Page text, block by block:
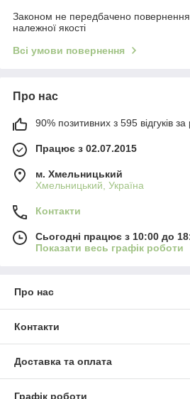
Законом не передбачено повернення
належної якості
Всі умови повернення
Про нас
90% позитивних з 595 відгуків за
Працює з 02.07.2015
м. Хмельницький
Хмельницький, Україна
Контакти
Сьогодні працює з 10:00 до
Показати весь графік роботи
Про нас
Контакти
Доставка та оплата
Графік роботи